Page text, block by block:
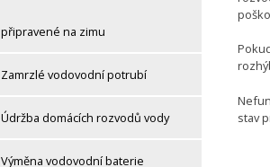
připravené na zimu
Zamrzlé vodovodní potrubí
Údržba domácích rozvodů vody
Výměna vodovodní baterie
stav